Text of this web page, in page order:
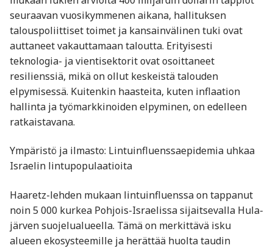
seuraavan vuosikymmenen aikana, hallituksen
talouspoliittiset toimet ja kansainvälinen tuki ovat
auttaneet vakauttamaan taloutta. Erityisesti
teknologia- ja vientisektorit ovat osoittaneet
resilienssiä, mikä on ollut keskeistä talouden
elpymisessä. Kuitenkin haasteita, kuten inflaation
hallinta ja työmarkkinoiden elpyminen, on edelleen
ratkaistavana.
Ympäristö ja ilmasto: Lintuinfluenssaepidemia uhkaa
Israelin lintupopulaatioita
Haaretz-lehden mukaan lintuinfluenssa on tappanut
noin 5 000 kurkea Pohjois-Israelissa sijaitsevalla Hula-
järven suojelualueella. Tämä on merkittävä isku
alueen ekosysteemille ja herättää huolta taudin